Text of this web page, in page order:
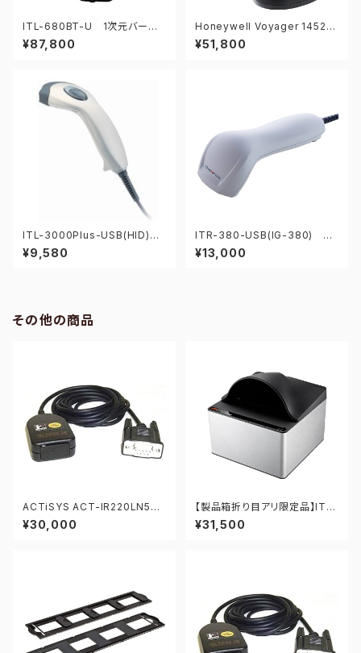
ITL-680BT-U 1次元バーコ
ードリーダー
¥87,800
Honeywell Voyager 1452g
-1D 1次元バーコードリーダー
¥51,800
ITL-3000Plus-USB(HID) 1
次元バーコードリーダー
¥9,580
ITR-380-USB(IG-380) 2
次元CCDバーコードリーダー
¥13,000
その他の商品
ACTiSYS ACT-IR220LN57
赤外線RS232アダプター
¥30,000
【製品箱折り目アリ限定品】ITP-
X50 パスポートスキャナ
¥31,500